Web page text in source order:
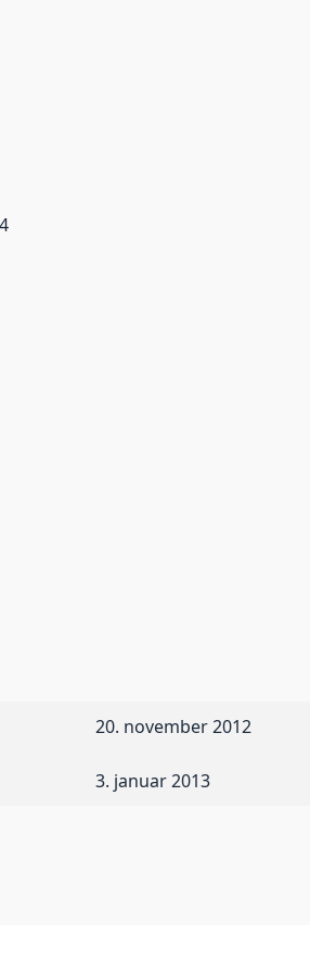
første gang ble utgitt. Det kan
20. november 2012
3. januar 2013
annen spesifikasjon, som ligger